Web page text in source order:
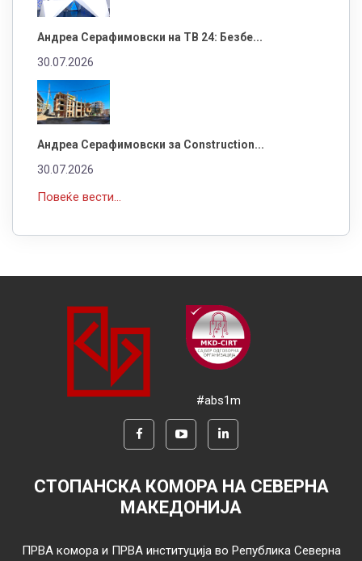
Андреа Серафимовски на ТВ 24: Безбе...
30.07.2026
Андреа Серафимовски за Construction...
30.07.2026
Повеќе вести...
#abs1m
СТОПАНСКА КОМОРА НА СЕВЕРНА
МАКЕДОНИЈА
ПРВА комора и ПРВА институција во Република Северна